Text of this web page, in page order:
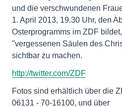
und die verschwundenen
1. April 2013, 19.30 Uhr, den
Osterprogramms im ZDF
"vergessenen Säulen des
sichtbar zu machen.
http://twitter.com/ZDF
Fotos sind erhältlich über die
06131 - 70-16100, und über